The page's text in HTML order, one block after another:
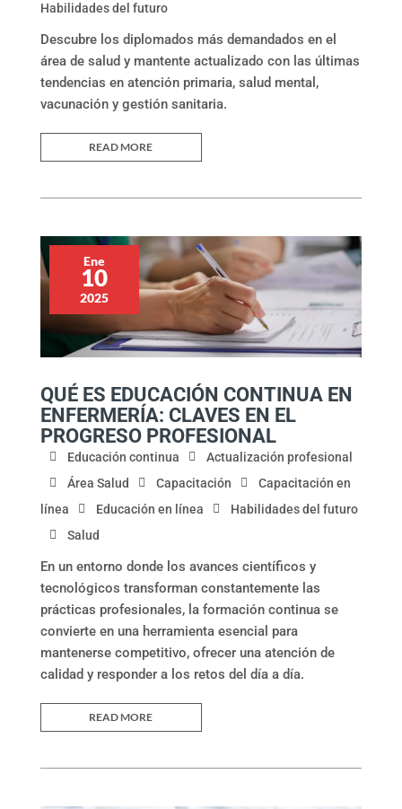
Habilidades del futuro
Descubre los diplomados más demandados en el
área de salud y mantente actualizado con las últimas
tendencias en atención primaria, salud mental,
vacunación y gestión sanitaria.
READ MORE
QUÉ ES EDUCACIÓN CONTINUA EN
ENFERMERÍA: CLAVES EN EL
PROGRESO PROFESIONAL
Educación continua
Actualización profesional
Área Salud
Capacitación
Capacitación en
línea
Educación en línea
Habilidades del futuro
Salud
En un entorno donde los avances científicos y
tecnológicos transforman constantemente las
prácticas profesionales, la formación continua se
convierte en una herramienta esencial para
mantenerse competitivo, ofrecer una atención de
calidad y responder a los retos del día a día.
READ MORE
Ene
10
2025